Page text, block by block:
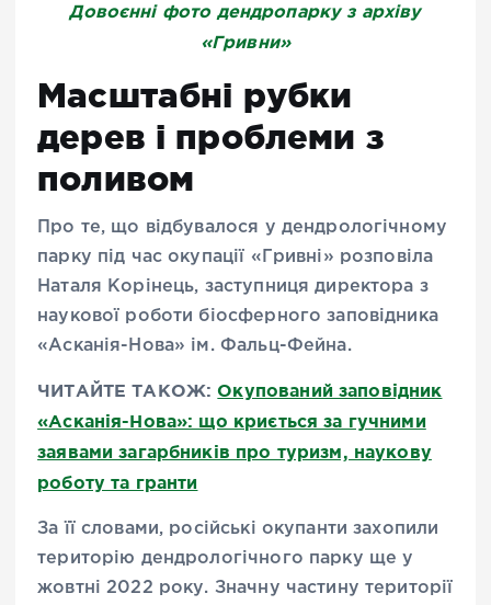
Довоєнні фото дендропарку з архіву
«Гривни»
Масштабні рубки
дерев і проблеми з
поливом
Про те, що відбувалося у дендрологічному
парку під час окупації «Гривні» розповіла
Наталя Корінець, заступниця директора з
наукової роботи біосферного заповідника
«Асканія-Нова» ім. Фальц-Фейна.
ЧИТАЙТЕ ТАКОЖ:Окупований заповідник
«Асканія-Нова»: що криється за гучними
заявами загарбників про туризм, наукову
роботу та гранти
За її словами, російські окупанти захопили
територію дендрологічного парку ще у
жовтні 2022 року. Значну частину території